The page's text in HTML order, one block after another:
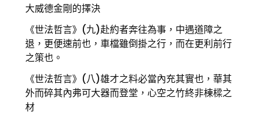
大威德金剛的擇決
《世法哲言》(九)赴約者奔往為事，中遇道障之
退，更便速前也，車檔雖倒掛之行，而在更利前行
之策也。
《世法哲言》(八)雄才之料必當內充其實也，華其
外而碎其內弗可大器而登堂，心空之竹終非棟樑之
材